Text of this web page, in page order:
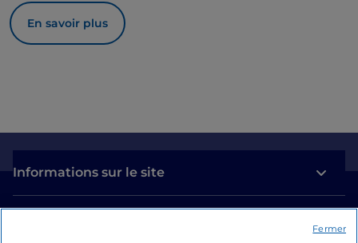
En savoir plus
Informations sur le site
Fermer